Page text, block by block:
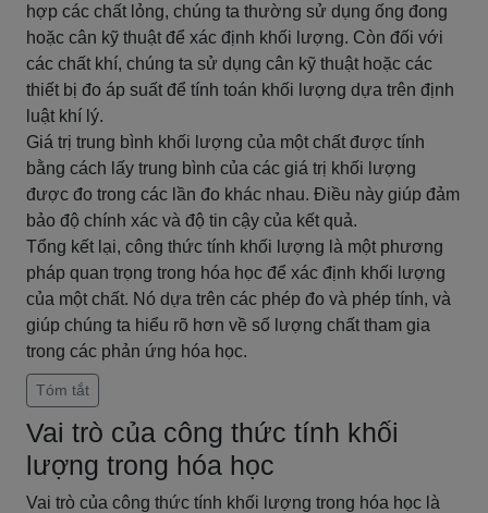
hợp các chất lỏng, chúng ta thường sử dụng ống đong
hoặc cân kỹ thuật để xác định khối lượng. Còn đối với
các chất khí, chúng ta sử dụng cân kỹ thuật hoặc các
thiết bị đo áp suất để tính toán khối lượng dựa trên định
luật khí lý.
Giá trị trung bình khối lượng của một chất được tính
bằng cách lấy trung bình của các giá trị khối lượng
được đo trong các lần đo khác nhau. Điều này giúp đảm
bảo độ chính xác và độ tin cậy của kết quả.
Tổng kết lại, công thức tính khối lượng là một phương
pháp quan trọng trong hóa học để xác định khối lượng
của một chất. Nó dựa trên các phép đo và phép tính, và
giúp chúng ta hiểu rõ hơn về số lượng chất tham gia
trong các phản ứng hóa học.
Tóm tắt
Vai trò của công thức tính khối
lượng trong hóa học
Vai trò của công thức tính khối lượng trong hóa học là